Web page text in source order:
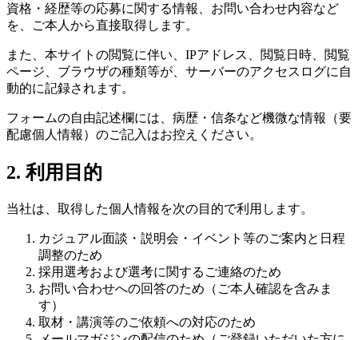
資格・経歴等の応募に関する情報、お問い合わせ内容など
を、ご本人から直接取得します。
また、本サイトの閲覧に伴い、IPアドレス、閲覧日時、閲覧
ページ、ブラウザの種類等が、サーバーのアクセスログに自
動的に記録されます。
フォームの自由記述欄には、病歴・信条など機微な情報（要
配慮個人情報）のご記入はお控えください。
2. 利用目的
当社は、取得した個人情報を次の目的で利用します。
カジュアル面談・説明会・イベント等のご案内と日程
調整のため
採用選考および選考に関するご連絡のため
お問い合わせへの回答のため（ご本人確認を含みま
す）
取材・講演等のご依頼への対応のため